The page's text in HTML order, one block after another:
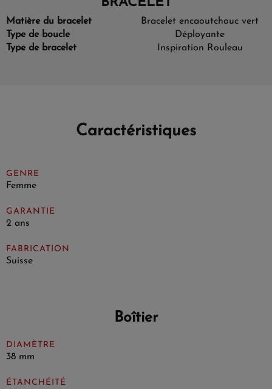
Matière du bracelet Bracelet encaoutchouc vert
Type de boucle
Déployante
Type de bracelet
Inspiration Rouleau
Caractéristiques
GENRE
Femme
GARANTIE
2 ans
FABRICATION
Suisse
Boîtier
DIAMÈTRE
38 mm
ÉTANCHÉITÉ